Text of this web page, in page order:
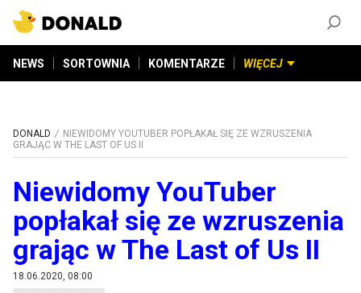
NEWS SORTOWNIA KOMENTARZE WIĘCEJ
DONALD
NIEWIDOMY YOUTUBER POPŁAKAŁ SIĘ ZE WZRUSZENIA
GRAJĄC W THE LAST OF US II
Niewidomy YouTuber
popłakał się ze wzruszenia
grając w The Last of Us II
18.06.2020, 08:00